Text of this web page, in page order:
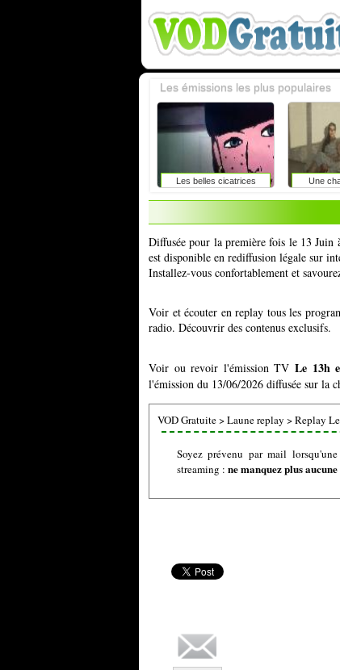
Les belles cicatrices Une
Les émissions les plus populaires
Diffusée pour la première fois le 13 Juin
est disponible en rediffusion légale sur
Installez-vous confortablement et
Voir et écouter en replay tous les
radio. Découvrir des contenus exclusifs.
Voir ou revoir l'émission TV Le 13h
l'émission du 13/06/2026 diffusée sur la
VOD Gratuite>Laune replay >Replay
Soyez prévenu par mail
streaming : ne manquez plus